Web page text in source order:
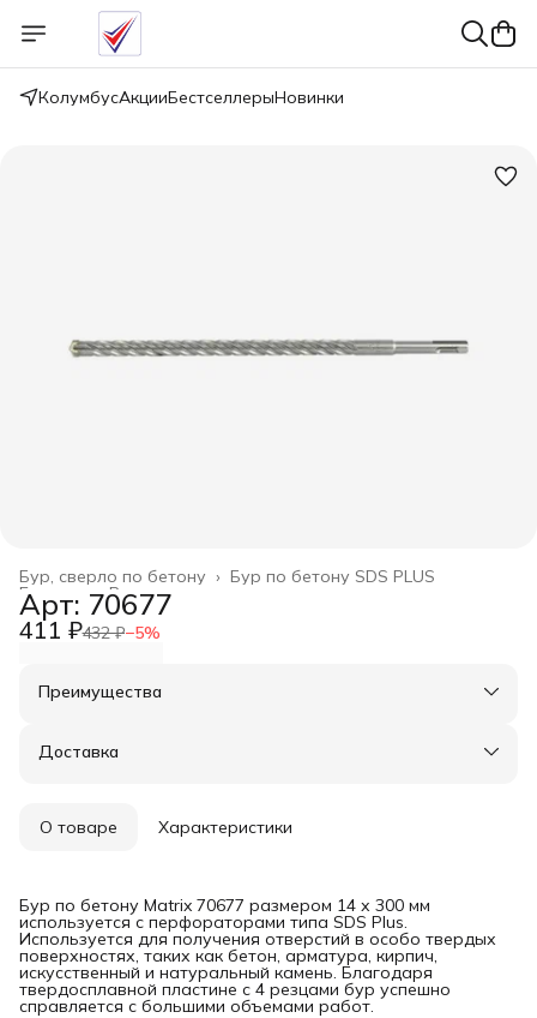
КолумбусАкцииБестселлерыНовинки
Бур по бетону SDS PLUS
Бур, сверло по бетону ›
Расходные материалы
Главная ›
Арт: 70677
411 ₽432 ₽−5%
Преимущества
Оплата частями в Сплит
Удобный возврат
Доставка
О товаре Характеристики
Бур по бетону Matrix 70677 размером 14 х 300 мм
используется с перфораторами типа SDS Plus.
Используется для получения отверстий в особо твердых
поверхностях, таких как бетон, арматура, кирпич,
искусственный и натуральный камень. Благодаря
твердосплавной пластине с 4 резцами бур успешно
справляется с большими объемами работ.